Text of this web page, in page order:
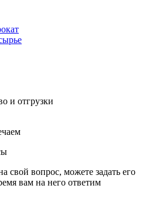
и отгрузки
свой вопрос, можете задать его
вам на него ответим